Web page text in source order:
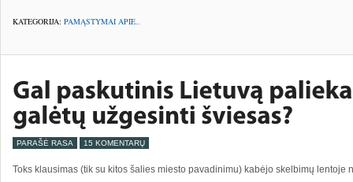
KATEGORIJA: PAMĄSTYMAI APIE..
PARAŠĖ RASA 15 KOMENTARŲ
Toks klausimas (tik su kitos šalies miesto pavadinimu) kabėjo skelbimų lentoje